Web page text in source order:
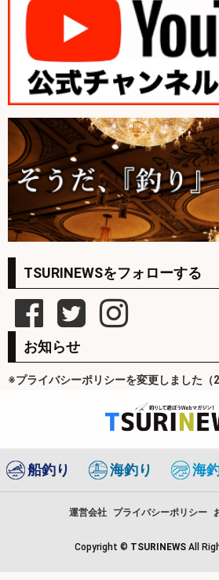
TSURINEWSをフォローする
お知らせ
※プライバシーポリシーを変更しました（
船釣り 海釣り 海
運営会社 プライバシーポリシー
Copyright © TSURINEWS All